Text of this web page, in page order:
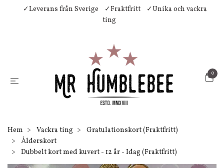
✓Leverans från Sverige ✓Fraktfritt
✓Unika och vackra
ting
0
Hem Vackra ting
Gratulationskort (Fraktfritt)
Ålderskort
Dubbelt kort med kuvert - 12 år - Idag (Fraktfritt)